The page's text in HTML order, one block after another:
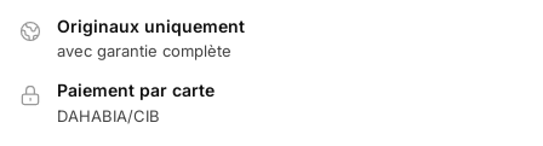
Originaux uniquement
avec garantie complète
Paiement par carte
DAHABIA/CIB